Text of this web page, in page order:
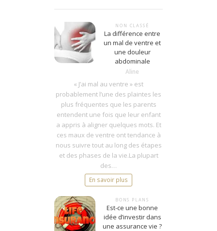
NON CLASSÉ
La différence entre
un mal de ventre et
une douleur
abdominale
Aline
« J’ai mal au ventre » est
probablement l’une des plaintes les
plus fréquentes que les parents
entendent une fois que leur enfant
a appris à aligner quelques mots. Et
ces maux de ventre ont tendance à
nous suivre tout au long des étapes
et des phases de la vie.La plupart
des…
En savoir plus
BONS PLANS
Est-ce une bonne
idée d’investir dans
une assurance vie ?